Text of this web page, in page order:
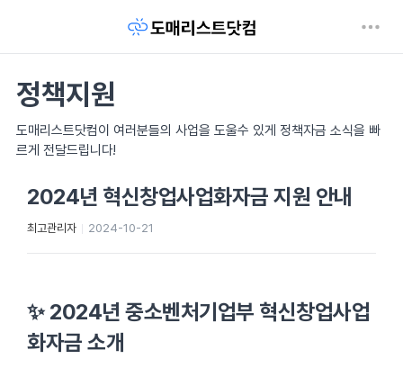
정책지원
도매리스트닷컴이 여러분들의 사업을 도울수 있게 정책자금 소식을 빠
르게 전달드립니다!
2024년 혁신창업사업화자금 지원 안내
최고관리자 2024-10-21
✨ 2024년 중소벤처기업부 혁신창업사업
화자금 소개